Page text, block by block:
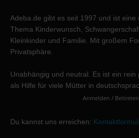
Adeba.de gibt es seit 1997 und ist eine
Thema Kinderwunsch,
Kleinkinder und Familie. Mit großem
Privatsphäre.
Unabhängig und neutral. Es ist ein
als Hilfe für viele Mütter in
Anmelden / Beitreten
Du kannst uns erreichen: